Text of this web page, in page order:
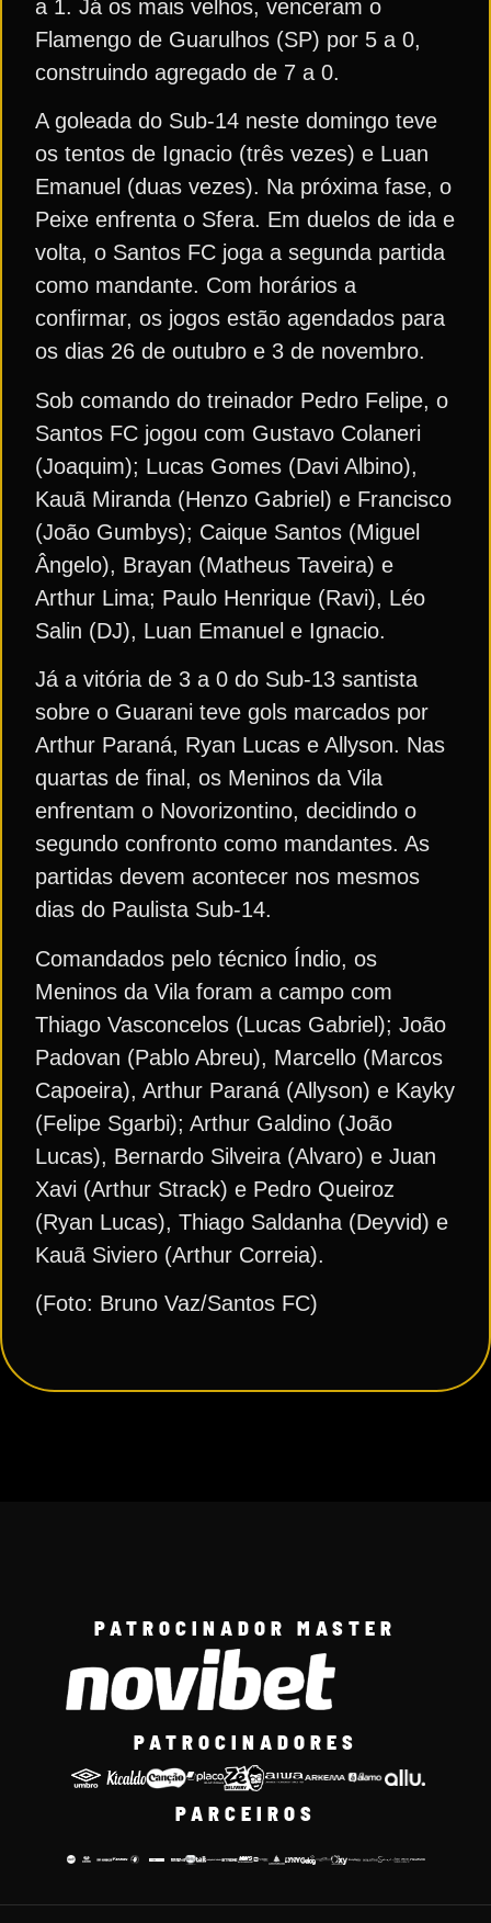
a 1. Já os mais velhos, venceram o
Flamengo de Guarulhos (SP) por 5 a 0,
construindo agregado de 7 a 0.
A goleada do Sub-14 neste domingo teve
os tentos de Ignacio (três vezes) e Luan
Emanuel (duas vezes). Na próxima fase, o
Peixe enfrenta o Sfera. Em duelos de ida e
volta, o Santos FC joga a segunda partida
como mandante. Com horários a
confirmar, os jogos estão agendados para
os dias 26 de outubro e 3 de novembro.
Sob comando do treinador Pedro Felipe, o
Santos FC jogou com Gustavo Colaneri
(Joaquim); Lucas Gomes (Davi Albino),
Kauã Miranda (Henzo Gabriel) e Francisco
(João Gumbys); Caique Santos (Miguel
Ângelo), Brayan (Matheus Taveira) e
Arthur Lima; Paulo Henrique (Ravi), Léo
Salin (DJ), Luan Emanuel e Ignacio.
Já a vitória de 3 a 0 do Sub-13 santista
sobre o Guarani teve gols marcados por
Arthur Paraná, Ryan Lucas e Allyson. Nas
quartas de final, os Meninos da Vila
enfrentam o Novorizontino, decidindo o
segundo confronto como mandantes. As
partidas devem acontecer nos mesmos
dias do Paulista Sub-14.
Comandados pelo técnico Índio, os
Meninos da Vila foram a campo com
Thiago Vasconcelos (Lucas Gabriel); João
Padovan (Pablo Abreu), Marcello (Marcos
Capoeira), Arthur Paraná (Allyson) e Kayky
(Felipe Sgarbi); Arthur Galdino (João
Lucas), Bernardo Silveira (Alvaro) e Juan
Xavi (Arthur Strack) e Pedro Queiroz
(Ryan Lucas), Thiago Saldanha (Deyvid) e
Kauã Siviero (Arthur Correia).
(Foto: Bruno Vaz/Santos FC)
PATROCINADOR MASTER
PATROCINADORES
PARCEIROS